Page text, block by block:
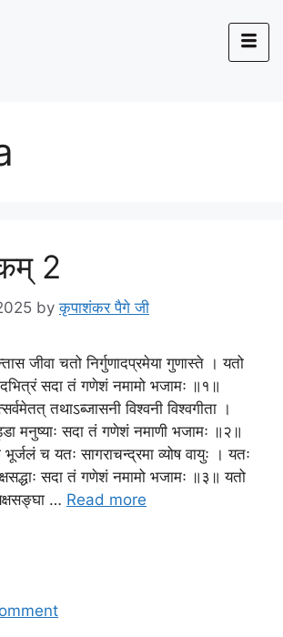
2
byकृपाशंकर पैगे जी
जीवा चतो निर्गुणादप्रमेया गुणास्ते । यतो
सदा तं गणेशं नमामो भजामः ॥१॥
तथाऽब्जासनी विश्वनी विश्वगीता ।
मनुष्याः सदा तं गणेशं नमाणी भजामः ॥२॥
च यतः सागराचन्द्रमा व्योष वायुः । यतः
सदा तं गणेशं नमामो भजामः ॥३॥ यतो
… Read more